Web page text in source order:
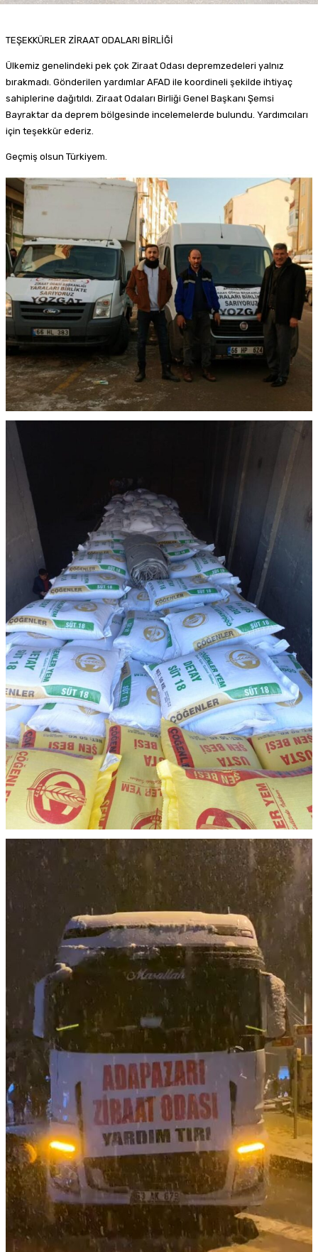
TEŞEKKÜRLER ZİRAAT ODALARI BİRLİĞİ
Ülkemiz genelindeki pek çok Ziraat Odası depremzedeleri yalnız
bırakmadı. Gönderilen yardımlar AFAD ile koordineli şekilde ihtiyaç
sahiplerine dağıtıldı. Ziraat Odaları Birliği Genel Başkanı Şemsi
Bayraktar da deprem bölgesinde incelemelerde bulundu. Yardımcıları
için teşekkür ederiz.
Geçmiş olsun Türkiyem.